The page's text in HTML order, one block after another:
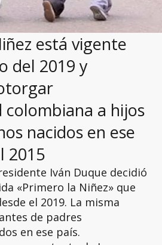
está vigente
del 2019 y
colombiana a hijos
nacidos en ese
2015
Iván Duque decidió
«Primero la Niñez» que
el 2019. La misma
de padres
en ese país.